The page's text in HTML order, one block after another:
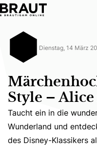
Märchenhochzeit im
Dienstag, 14 März
Style –
Taucht ein in die
Taucht ein in die
Wunderland und
des Disney-Klassikers